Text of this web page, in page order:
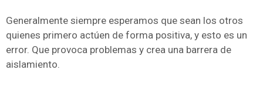
Generalmente siempre esperamos que sean los otros
quienes primero actúen de forma positiva, y esto es un
error. Que provoca problemas y crea una barrera de
aislamiento.